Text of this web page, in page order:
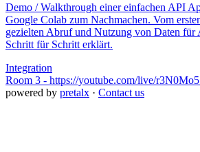
Demo / Walkthrough einer einfachen API
Google Colab zum Nachmachen. Vom
gezielten Abruf und Nutzung von Daten für
Schritt für Schritt erklärt.
Integration
Room 3 - https://youtube.com/live/
powered by pretalx · Contact us